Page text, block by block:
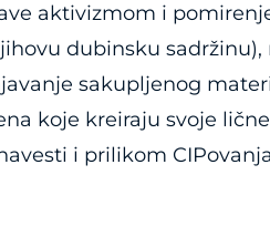
aktivizmom i
dubinsku sadržinu),
sakupljenog
koje kreiraju svoje
i prilikom